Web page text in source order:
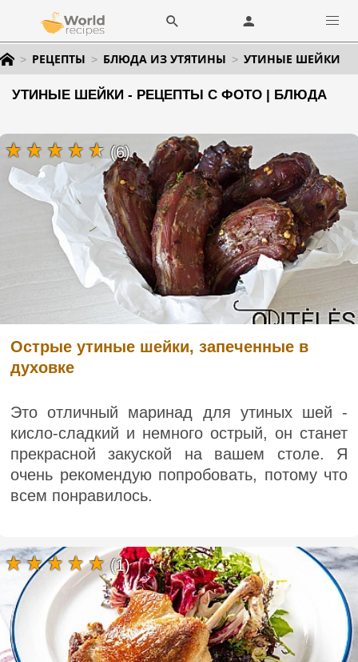
РЕЦЕПТЫ БЛЮДА ИЗ УТЯТИНЫ УТИНЫЕ ШЕЙКИ
УТИНЫЕ ШЕЙКИ - РЕЦЕПТЫ С ФОТО | БЛЮДА
Острые утиные шейки, запеченные в
духовке
Это отличный маринад для утиных шей -
кисло-сладкий и немного острый, он станет
прекрасной закуской на вашем столе. Я
очень рекомендую попробовать, потому что
всем понравилось.
(6)
(1)